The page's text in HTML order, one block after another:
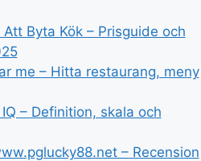
Byta Kök – Prisguide och
me – Hitta restaurang, meny
– Definition, skala och
– Recension